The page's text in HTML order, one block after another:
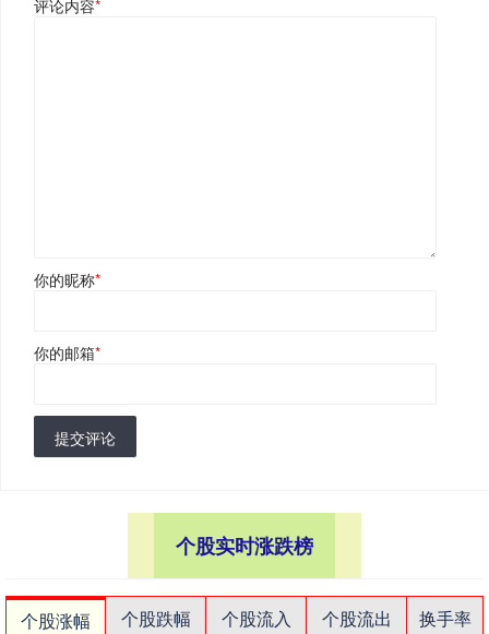
评论内容*
你的昵称*
你的邮箱*
提交评论
个股实时涨跌榜
个股涨幅 个股跌幅 个股流入 个股流出
换手率